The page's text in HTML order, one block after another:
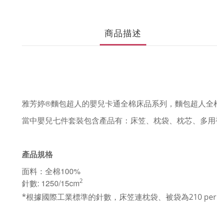
商品描述
雅芳婷®麵包超人的嬰兒卡通全棉床品系列，麵包超人
當中嬰兒七件套裝包含產品有：床笠、枕袋、枕芯、多
產品規格
面料：全棉100%
針數: 1250/15cm2
*根據國際工業標準的針數，床笠連枕袋、 被袋為210